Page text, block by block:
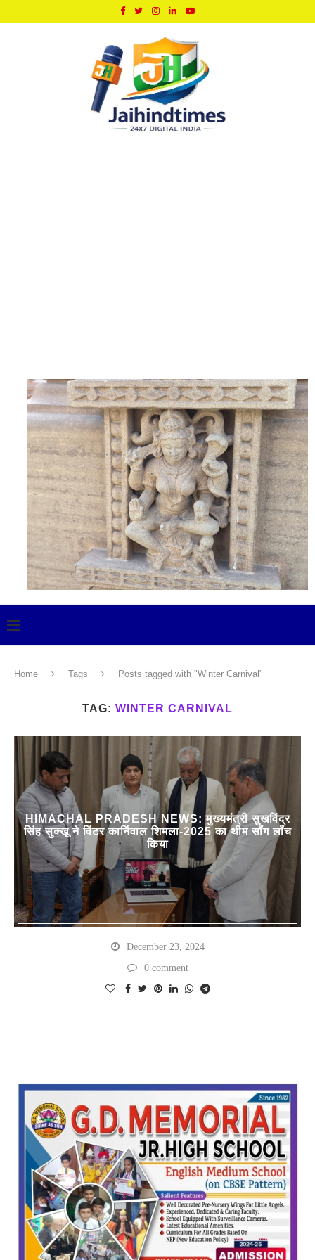
Home Tags Posts tagged with "Winter Carnival"
TAG: WINTER CARNIVAL
HIMACHAL PRADESH NEWS: मुख्यमंत्री सुखविंद्र
सिंह सुक्खू ने विंटर कार्निवाल शिमला-2025 का थीम सॉंग लॉंच
किया
December 23, 2024
0 comment